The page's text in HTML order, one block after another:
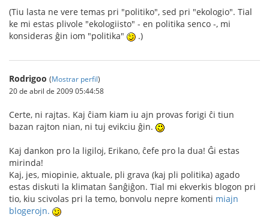
(Tiu lasta ne vere temas pri "politiko", sed pri "ekologio". Tial
ke mi estas plivole "ekologiisto" - en politika senco -, mi
konsideras ĝin iom "politika"
.)
Rodrigoo (Mostrar perfil)
20 de abril de 2009 05:44:58
Certe, ni rajtas. Kaj ĉiam kiam iu ajn provas forigi ĉi tiun
bazan rajton nian, ni tuj evikciu ĝin.
Kaj dankon pro la ligiloj, Erikano, ĉefe pro la dua! Ĝi estas
mirinda!
Kaj, jes, miopinie, aktuale, pli grava (kaj pli politika) agado
estas diskuti la klimatan ŝanĝiĝon. Tial mi ekverkis blogon pri
tio, kiu scivolas pri la temo, bonvolu nepre komenti miajn
blogerojn.